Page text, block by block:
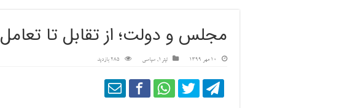
مجلس و دولت؛ از تقابل تا تعامل
10 مهر 1399 تیتر1 , سیاسی 285 بازدید